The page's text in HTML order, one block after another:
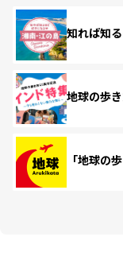
知れば知
地球の歩
「地球の